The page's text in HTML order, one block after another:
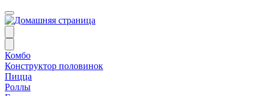
Комбо
Конструктор половинок
Пицца
Роллы